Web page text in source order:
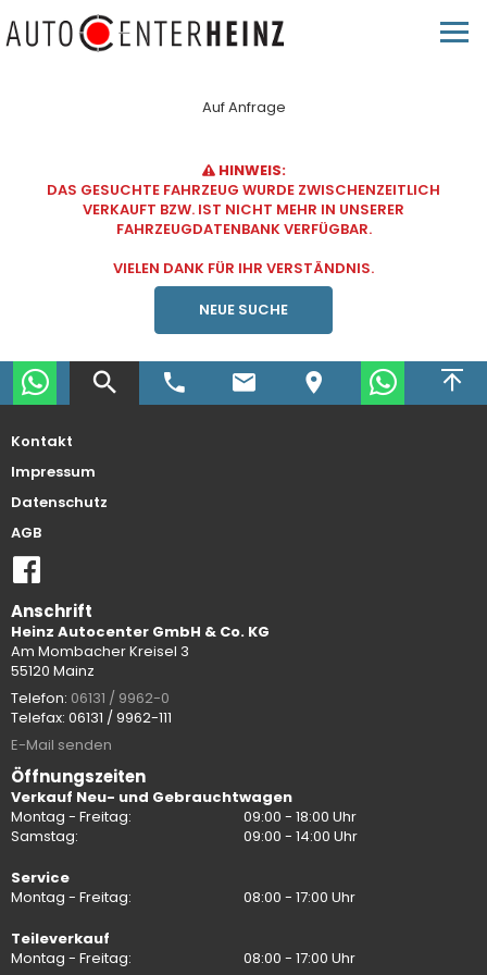
Auf Anfrage
HINWEIS:
DAS GESUCHTE FAHRZEUG WURDE ZWISCHENZEITLICH
VERKAUFT BZW. IST NICHT MEHR IN UNSERER
FAHRZEUGDATENBANK VERFÜGBAR.
VIELEN DANK FÜR IHR VERSTÄNDNIS.
NEUE SUCHE
Kontakt
Impressum
Datenschutz
AGB
Anschrift
Heinz Autocenter GmbH & Co. KG
Am Mombacher Kreisel 3
55120 Mainz
Telefon: 06131 / 9962-0
Telefax: 06131 / 9962-111
E-Mail senden
Öffnungszeiten
Verkauf Neu- und Gebrauchtwagen
Montag - Freitag:
09:00 - 18:00 Uhr
Samstag:
09:00 - 14:00 Uhr
Service
Montag - Freitag:
08:00 - 17:00 Uhr
Teileverkauf
Montag - Freitag:
08:00 - 17:00 Uhr